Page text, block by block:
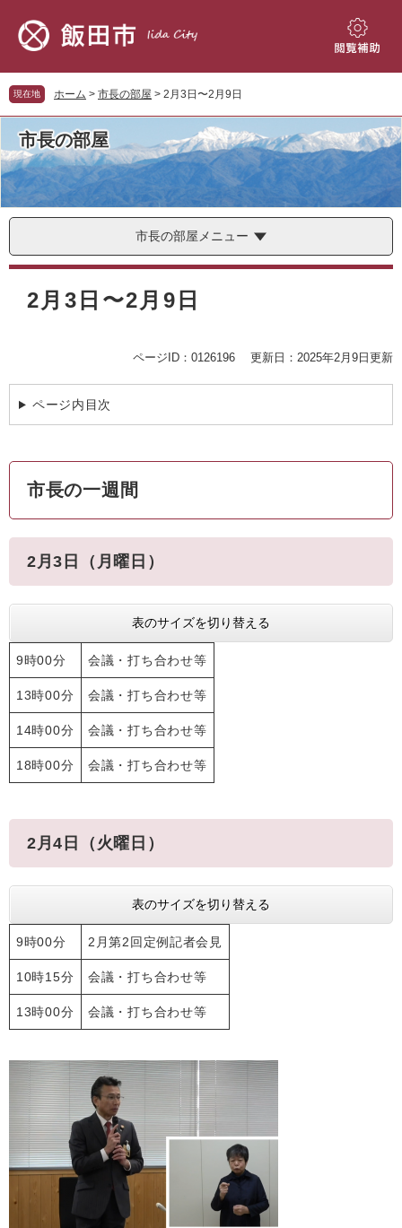
先
頭
で
す。
を
飛
ば
て
本
文
へ
閲
現在地 ホーム > 市長の部屋 > 2月3日〜2月9日
市長の部屋
市長の部屋メニュー
本
2月3日〜2月9日
ページID：0126196 更新日：2025年2月9日更新
ページ内目次
市長の一週間
2月3日（月曜日）
表のサイズを切り替える
9時00分 会議・打ち合わせ等
13時00分 会議・打ち合わせ等
14時00分 会議・打ち合わせ等
18時00分 会議・打ち合わせ等
2月4日（火曜日）
表のサイズを切り替える
9時00分 2月第2回定例記者会見
10時15分 会議・打ち合わせ等
13時00分 会議・打ち合わせ等